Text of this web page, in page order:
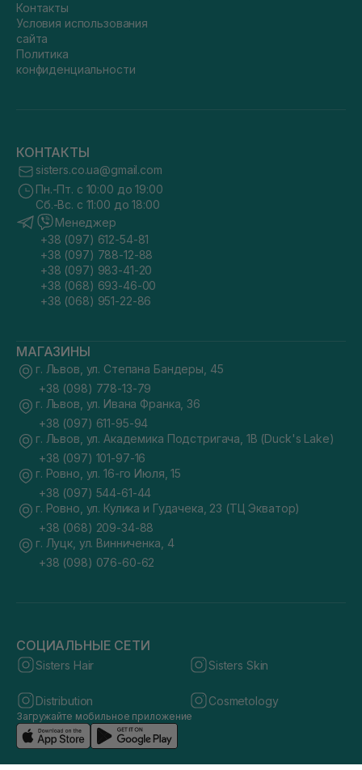
Контакты
Условия использования
сайта
Политика
конфиденциальности
КОНТАКТЫ
sisters.co.ua@gmail.com
Пн.-Пт. с 10:00 до 19:00
Сб.-Вс. с 11:00 до 18:00
Менеджер
+38 (097) 612-54-81
+38 (097) 788-12-88
+38 (097) 983-41-20
+38 (068) 693-46-00
+38 (068) 951-22-86
МАГАЗИНЫ
г. Львов, ул. Степана Бандеры, 45
+38 (098) 778-13-79
г. Львов, ул. Ивана Франка, 36
+38 (097) 611-95-94
г. Львов, ул. Академика Подстригача, 1В (Duck's Lake)
+38 (097) 101-97-16
г. Ровно, ул. 16-го Июля, 15
+38 (097) 544-61-44
г. Ровно, ул. Кулика и Гудачека, 23 (ТЦ Экватор)
+38 (068) 209-34-88
г. Луцк, ул. Винниченка, 4
+38 (098) 076-60-62
СОЦИАЛЬНЫЕ СЕТИ
Sisters Hair Sisters Skin
Distribution Cosmetology
Загружайте мобильное приложение